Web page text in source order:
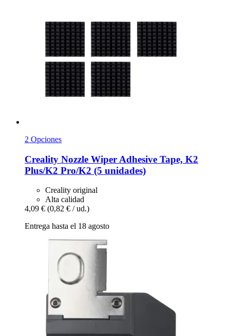
2 Opciones
Creality Nozzle Wiper Adhesive Tape, K2
Plus/K2 Pro/K2 (5 unidades)
Creality original
Alta calidad
4,09 € (0,82 € / ud.)
Entrega hasta el 18 agosto